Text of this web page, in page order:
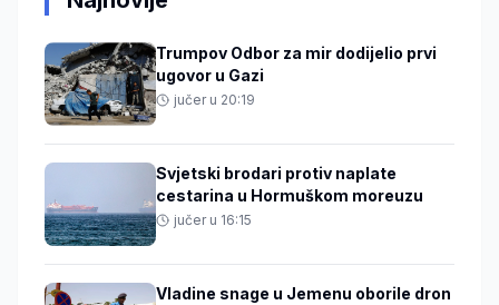
Trumpov Odbor za mir dodijelio prvi
ugovor u Gazi
jučer u 20:19
Svjetski brodari protiv naplate
cestarina u Hormuškom moreuzu
jučer u 16:15
Vladine snage u Jemenu oborile dron